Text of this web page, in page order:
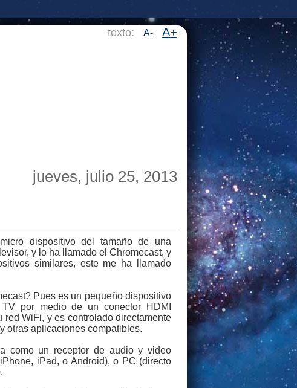
texto: A- A+
jueves, julio 25, 2013
dispositivo del tamaño de una
y lo ha llamado el Chromecast, y
similares, este me ha llamado
Pues es un pequeño dispositivo
por medio de un conector HDMI
red WiFi, y es controlado directamente
otras aplicaciones compatibles.
como un receptor de audio y video
iPad, o Android), o PC (directo